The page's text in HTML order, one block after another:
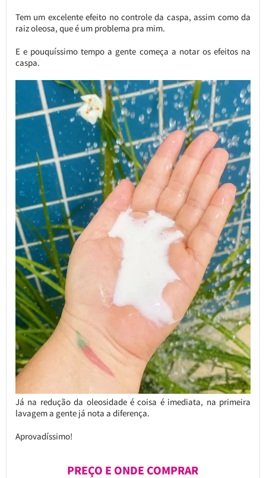
Tem um excelente efeito no controle da caspa, assim como da
raiz oleosa, que é um problema pra mim.
E e pouquíssimo tempo a gente começa a notar os efeitos na
caspa.
Já na redução da oleosidade é coisa é imediata, na primeira
lavagem a gente já nota a diferença.
Aprovadíssimo!
PREÇO E ONDE COMPRAR